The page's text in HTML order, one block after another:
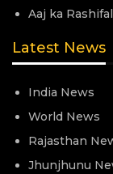
Aaj ka Rashifal
Latest News
India News
World News
Rajasthan
Jhunjhunu